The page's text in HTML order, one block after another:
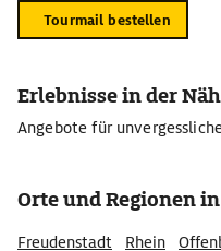
Tourmail bestellen
Erlebnisse in der
Angebote für
Orte und Regionen
Freudenstadt Rhein